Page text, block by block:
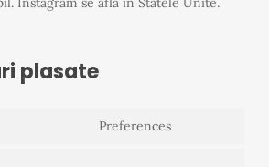
plasate
Preferences